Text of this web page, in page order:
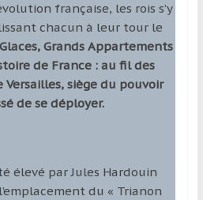
française, les rois s’y
chacun à leur tour le
Grands Appartements
de France : au fil des
siège du pouvoir
de se déployer.
élevé par Jules Hardouin
du « Trianon